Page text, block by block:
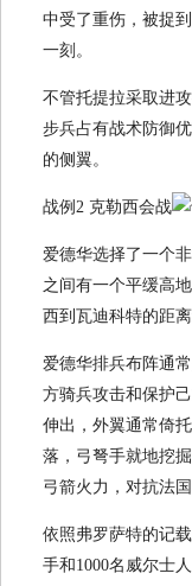
中受了重伤，被捉
一刻。
不管托提拉采取进
步兵占有战术防御
的侧翼。
战例2 克勒西会战
爱德华选择了一个
之间有一个平缓高
西到瓦迪科特的距离
爱德华排兵布阵通
方骑兵攻击和保护
伸出，外翼通常倚
落，弓弩手就地挖
弓箭火力，对抗法国
依照弗罗萨特的记
手和1000名威尔士